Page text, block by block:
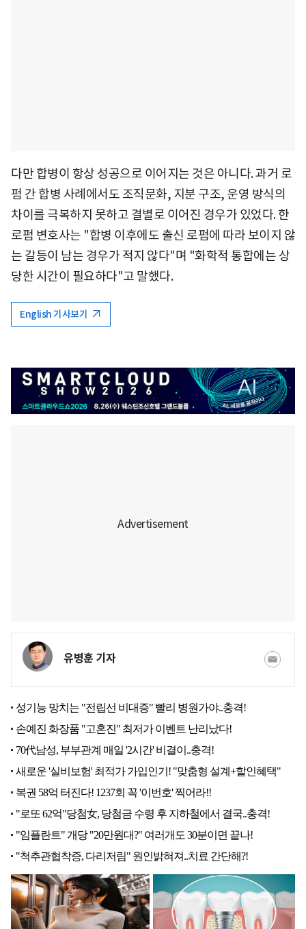
다만 합병이 항상 성공으로 이어지는 것은 아니다. 과거 로
펌 간 합병 사례에서도 조직문화, 지분 구조, 운영 방식의
차이를 극복하지 못하고 결별로 이어진 경우가 있었다. 한
로펌 변호사는 "합병 이후에도 출신 로펌에 따라 보이지 않
는 갈등이 남는 경우가 적지 않다"며 "화학적 통합에는 상
당한 시간이 필요하다"고 말했다.
English 기사보기
유병훈 기자